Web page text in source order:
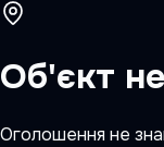
Об'єкт
Оголошення не